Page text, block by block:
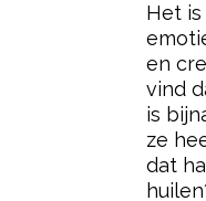
Het
en
vind
is
ze
dat